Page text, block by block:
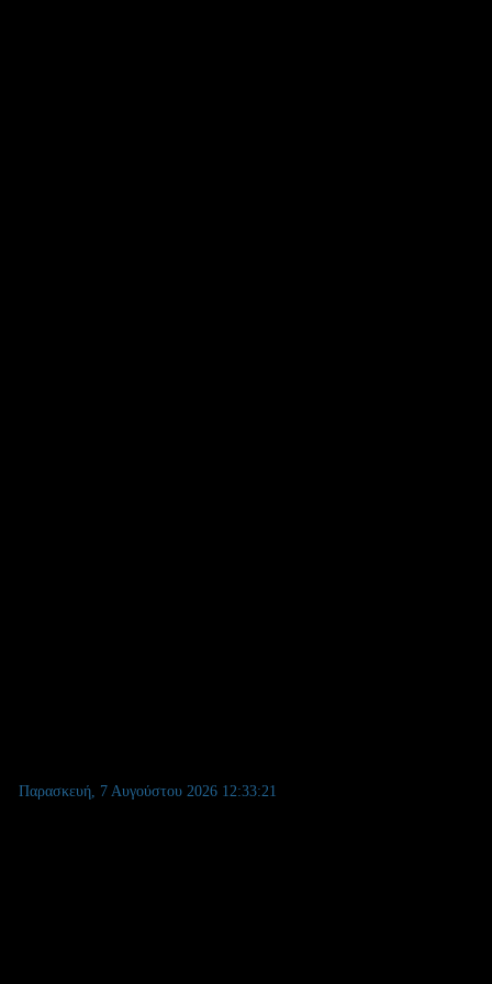
Παρασκευή, 7 Αυγούστου 2026 12:33:22